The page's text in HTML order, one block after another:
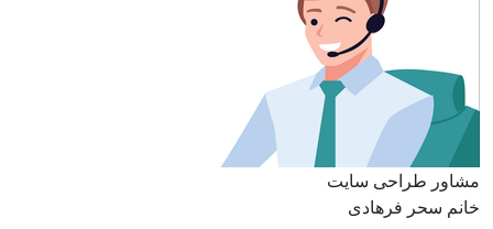
مشاور طراحی سایت
خانم سحر فرهادی